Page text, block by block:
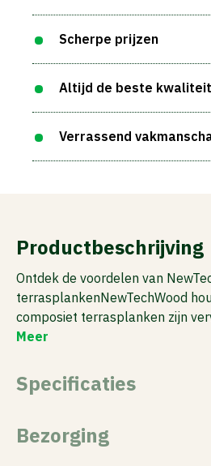
Scherpe prijzen
Altijd de beste kwaliteit
Verrassend
Productbeschrijving
Ontdek de voordelen van
terrasplankenNewTechWood
composiet terrasplanken zijn
Meer
Specificaties
Bezorging